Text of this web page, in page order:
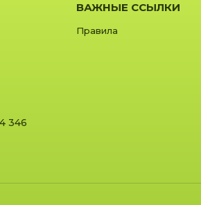
ВАЖНЫЕ ССЫЛКИ
Правила
346